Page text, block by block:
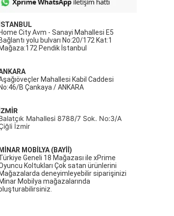
İSTANBUL
Home City Avm - Sanayi Mahallesi E5
Bağlantı yolu bulvarı No:20/172 Kat:1
Mağaza:172 Pendik İstanbul
Mahallesi Kabil Caddesi
No:46/B Çankaya / ANKARA
Mahallesi 8788/7 Sok. No:3/A
İzmir
MİNAR MOBİLYA (BAYİİ)
Geneli 18 Mağazası ile xPrime
Koltukları Çok satan ürünlerini
Mağazalarda deneyimleyebilir siparişinizi
Minar Mobilya mağazalarında